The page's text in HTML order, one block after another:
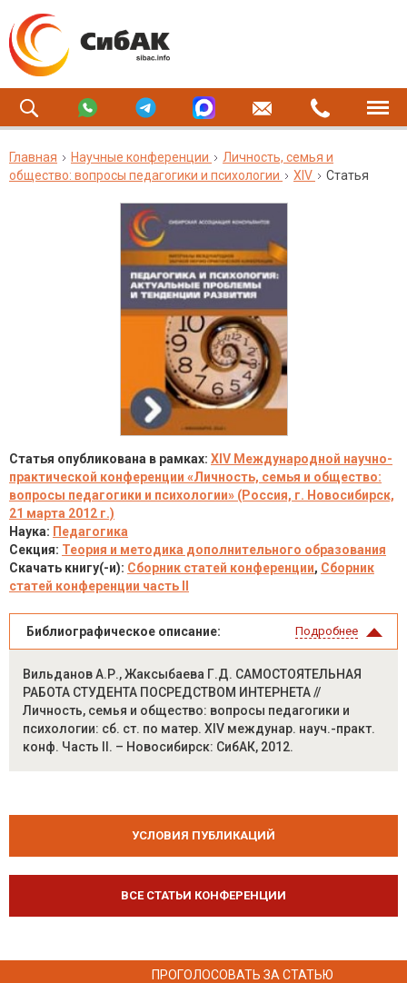
Главная Научные конференции
Личность, семья и
общество: вопросы педагогики и психологии
XIV Статья
Статья опубликована в рамках: XIV Международной научно-
практической конференции «Личность, семья и общество:
вопросы педагогики и психологии» (Россия, г. Новосибирск,
21 марта 2012 г.)
Наука: Педагогика
Секция: Теория и методика дополнительного образования
Скачать книгу(-и): Сборник статей конференции, Сборник
статей конференции часть II
Библиографическое описание: Подробнее
Вильданов А.Р., Жаксыбаева Г.Д. САМОСТОЯТЕЛЬНАЯ
РАБОТА СТУДЕНТА ПОСРЕДСТВОМ ИНТЕРНЕТА //
Личность, семья и общество: вопросы педагогики и
психологии: сб. ст. по матер. XIV междунар. науч.-практ.
конф. Часть II. – Новосибирск: СибАК, 2012.
УСЛОВИЯ ПУБЛИКАЦИЙ
ВСЕ СТАТЬИ КОНФЕРЕНЦИИ
ПРОГОЛОСОВАТЬ ЗА СТАТЬЮ